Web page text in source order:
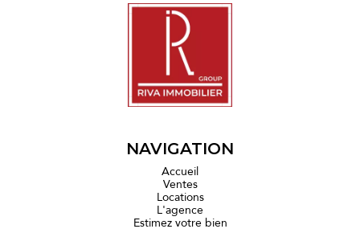
NAVIGATION
Accueil
Ventes
Locations
L'agence
Estimez votre bien